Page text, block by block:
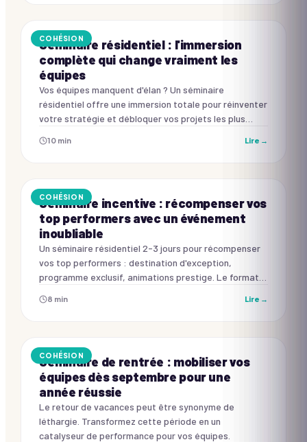
COHÉSION
Séminaire résidentiel : l'immersion
complète qui change vraiment les
équipes
Vos équipes manquent d'élan ? Un séminaire
résidentiel offre une immersion totale pour réinventer
votre stratégie et débloquer vos projets les plus
10 min Lire →
COHÉSION
Séminaire incentive : récompenser vos
top performers avec un événement
inoubliable
Un séminaire résidentiel 2-3 jours pour récompenser
vos top performers : destination d'exception,
programme exclusif, animations prestige. Le format
prochain.
8 min Lire →
COHÉSION
Séminaire de rentrée : mobiliser vos
équipes dès septembre pour une
année réussie
Le retour de vacances peut être synonyme de
léthargie. Transformez cette période en un
catalyseur de performance pour vos équipes.